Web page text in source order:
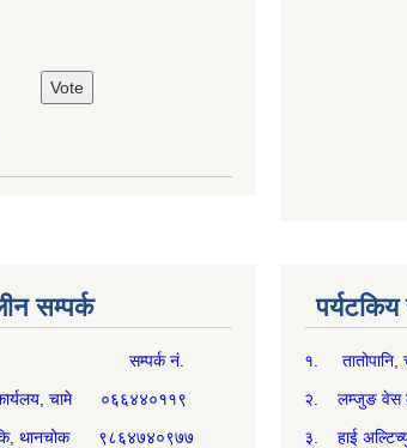
सम्पर्क
नं.
कार्यलय, चामे ०६६४४०११९
थानचोक ९८६४७४०९७७
१. तातोपानि,
२. लम्जुङ वेस
३. हाई